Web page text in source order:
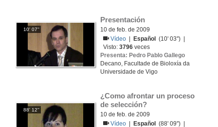
10' 07''
Presentación
10 de feb. de 2009
Vídeo
Español
(10' 03'') |
Visto:3796 veces
Presenta: Pedro Pablo Gallego
Decano, Facultade de Bioloxía da
Universidade de Vigo
88' 12''
¿Como afrontar un proceso
de selección?
10 de feb. de 2009
Vídeo
Español
(88' 09'') |